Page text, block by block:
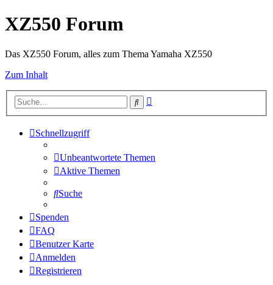
XZ550 Forum
Das XZ550 Forum, alles zum Thema Yamaha XZ550
Zum Inhalt
Suche
Schnellzugriff
Unbeantwortete Themen
Aktive Themen
Suche
Spenden
FAQ
Benutzer Karte
Anmelden
Registrieren